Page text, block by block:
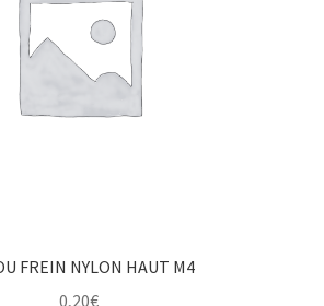
FREIN NYLON HAUT M4
0,20€